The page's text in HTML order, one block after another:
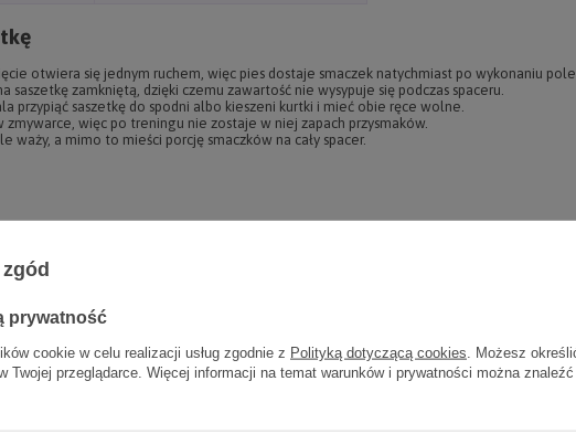
otwiera się jednym ruchem, więc pies dostaje smaczek natychmiast po wykonaniu
saszetkę zamkniętą, dzięki czemu zawartość nie wysypuje się podczas spaceru.
przypiąć saszetkę do spodni albo kieszeni kurtki i mieć obie ręce wolne.
zmywarce, więc po treningu nie zostaje w niej zapach przysmaków.
waży, a mimo to mieści porcję smaczków na cały spacer.
w trakcie ruchu.
albo do kieszeni kurtki.
do noszenia nagród znajdziesz w kategoriisaszetki i nerki na smaczki dla psa .
prywatność
cookie w celu realizacji usług zgodnie z Polityką dotyczącą cookies . Możesz
Twojej przeglądarce. Więcej informacji na temat warunków i prywatności można